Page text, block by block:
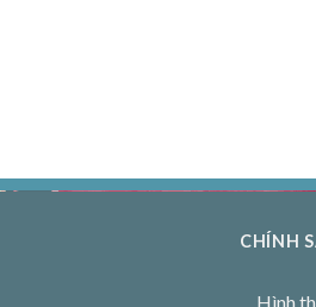
CHÍNH
Hình